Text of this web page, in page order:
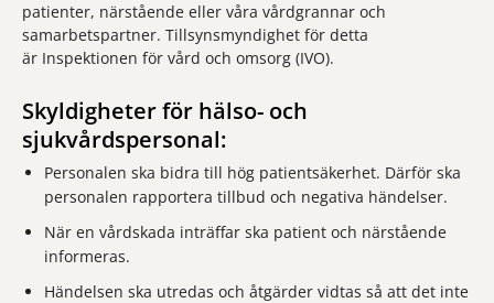
patienter, närstående eller våra vårdgrannar och
samarbetspartner. Tillsynsmyndighet för detta
är Inspektionen för vård och omsorg (IVO).
Skyldigheter för hälso- och
sjukvårdspersonal:
Personalen ska bidra till hög patientsäkerhet. Därför ska
personalen rapportera tillbud och negativa händelser.
När en vårdskada inträffar ska patient och närstående
informeras.
Händelsen ska utredas och åtgärder vidtas så att det inte